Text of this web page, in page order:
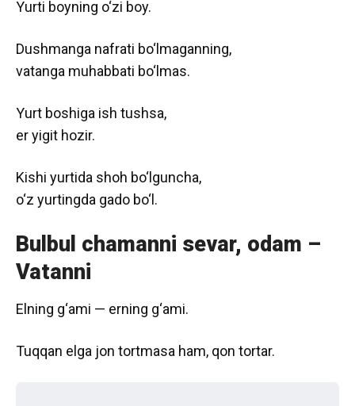
Yurti boyning o‘zi boy.
Dushmanga nafrati bo‘lmaganning,
vatanga muhabbati bo‘lmas.
Yurt boshiga ish tushsa,
er yigit hozir.
Kishi yurtida shoh bo‘lguncha,
o‘z yurtingda gado bo‘l.
Bulbul chamanni sevar, odam –
Vatanni
Elning g‘ami — erning g‘ami.
Tuqqan elga jon tortmasa ham, qon tortar.